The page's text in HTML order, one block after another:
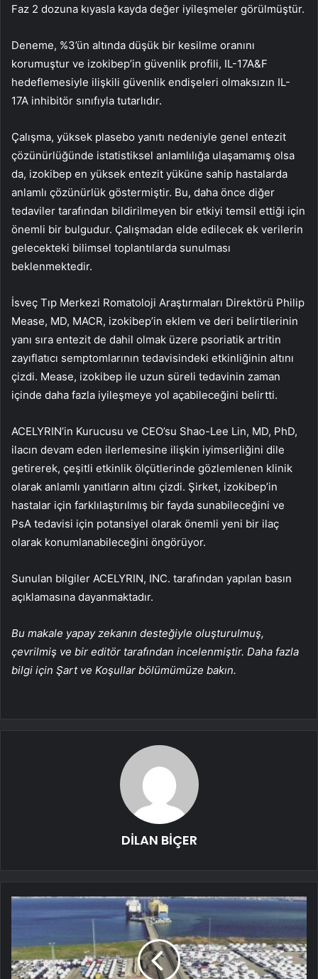
Faz 2 dozuna kıyasla kayda değer iyileşmeler görülmüştür.
Deneme, %3’ün altında düşük bir kesilme oranını
korumuştur ve izokibep’in güvenlik profili, IL-17A&F
hedeflemesiyle ilişkili güvenlik endişeleri olmaksızın IL-
17A inhibitör sınıfıyla tutarlıdır.
Çalışma, yüksek plasebo yanıtı nedeniyle genel entezit
çözünürlüğünde istatistiksel anlamlılığa ulaşamamış olsa
da, izokibep en yüksek entezit yüküne sahip hastalarda
anlamlı çözünürlük göstermiştir. Bu, daha önce diğer
tedaviler tarafından bildirilmeyen bir etkiyi temsil ettiği için
önemli bir bulgudur. Çalışmadan elde edilecek ek verilerin
gelecekteki bilimsel toplantılarda sunulması
beklenmektedir.
İsveç Tıp Merkezi Romatoloji Araştırmaları Direktörü Philip
Mease, MD, MACR, izokibep’in eklem ve deri belirtilerinin
yanı sıra entezit de dahil olmak üzere psoriatik artritin
zayıflatıcı semptomlarının tedavisindeki etkinliğinin altını
çizdi. Mease, izokibep ile uzun süreli tedavinin zaman
içinde daha fazla iyileşmeye yol açabileceğini belirtti.
ACELYRIN’in Kurucusu ve CEO’su Shao-Lee Lin, MD, PhD,
ilacın devam eden ilerlemesine ilişkin iyimserliğini dile
getirerek, çeşitli etkinlik ölçütlerinde gözlemlenen klinik
olarak anlamlı yanıtların altını çizdi. Şirket, izokibep’in
hastalar için farklılaştırılmış bir fayda sunabileceğini ve
PsA tedavisi için potansiyel olarak önemli yeni bir ilaç
olarak konumlanabileceğini öngörüyor.
Sunulan bilgiler ACELYRIN, INC. tarafından yapılan basın
açıklamasına dayanmaktadır.
Bu makale yapay zekanın desteğiyle oluşturulmuş,
çevrilmiş ve bir editör tarafından incelenmiştir. Daha fazla
bilgi için Şart ve Koşullar bölümümüze bakın.
DİLAN BİÇER